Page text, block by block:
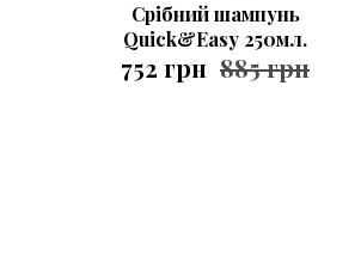
Срібний шампунь
Quick&Easy 250мл.
752 грн 885 грн